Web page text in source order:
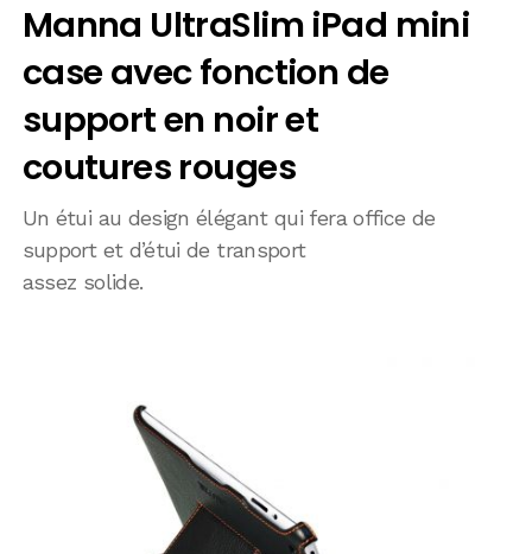
Manna UltraSlim iPad mini
case avec fonction de
support en noir et
coutures rouges
Un étui au design élégant qui fera office de
support et d’étui de transport
assez solide.